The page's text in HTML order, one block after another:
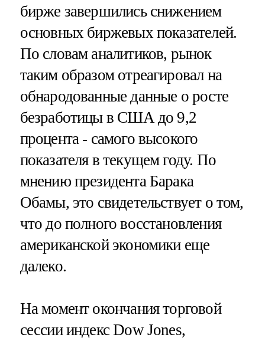
бирже завершились снижением
основных биржевых показателей.
По словам аналитиков, рынок
таким образом отреагировал на
обнародованные данные о росте
безработицы в США до 9,2
процента - самого высокого
показателя в текущем году. По
мнению президента Барака
Обамы, это свидетельствует о том,
что до полного восстановления
американской экономики еще
далеко.
На момент окончания торговой
сессии индекс Dow Jones,